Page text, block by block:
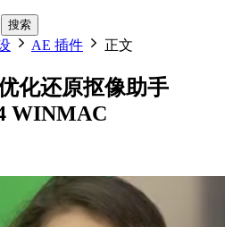
搜索
AE 插件 正文
化还原抠像助手
WINMAC